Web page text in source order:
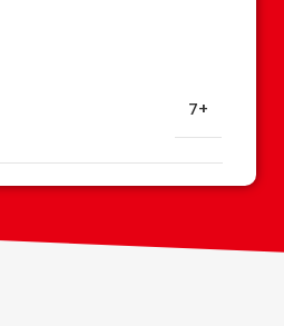
7+